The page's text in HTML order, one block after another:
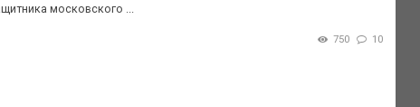
московского ...
750 10